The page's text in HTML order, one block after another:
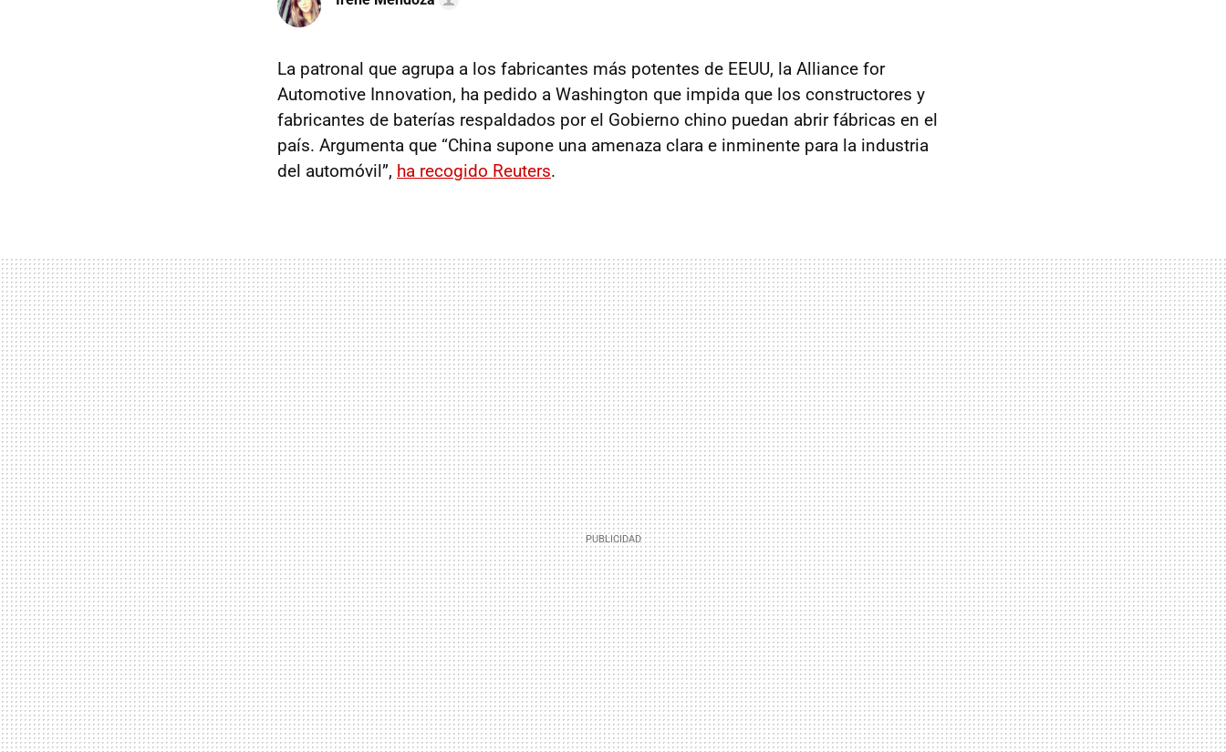
La patronal que agrupa a los fabricantes más potentes de EEUU, la Alliance for
Automotive Innovation, ha pedido a Washington que impida que los constructores y
fabricantes de baterías respaldados por el Gobierno chino puedan abrir fábricas en el
país. Argumenta que “China supone una amenaza clara e inminente para la industria
del automóvil”, ha recogido Reuters.